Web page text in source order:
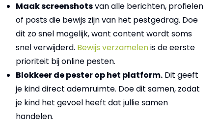
Maak screenshotsvan alle berichten, profielen
of posts die bewijs zijn van het pestgedrag. Doe
dit zo snel mogelijk, want content wordt soms
snel verwijderd. Bewijs verzamelenis de eerste
prioriteit bij online pesten.
Blokkeer de pester op het platform. Dit geeft
je kind direct ademruimte. Doe dit samen, zodat
je kind het gevoel heeft dat jullie samen
handelen.